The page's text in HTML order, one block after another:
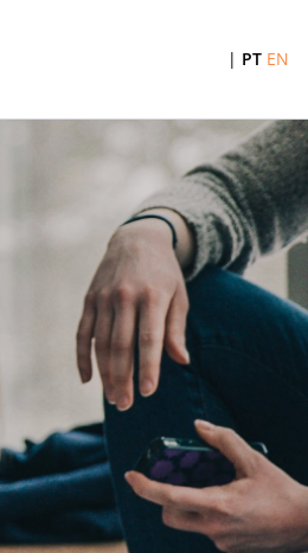
| PT EN